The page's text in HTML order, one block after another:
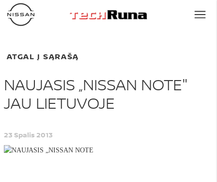
ATGAL Į SĄRAŠĄ
NAUJASIS „NISSAN NOTE"
JAU LIETUVOJE
23 Spalis 2013